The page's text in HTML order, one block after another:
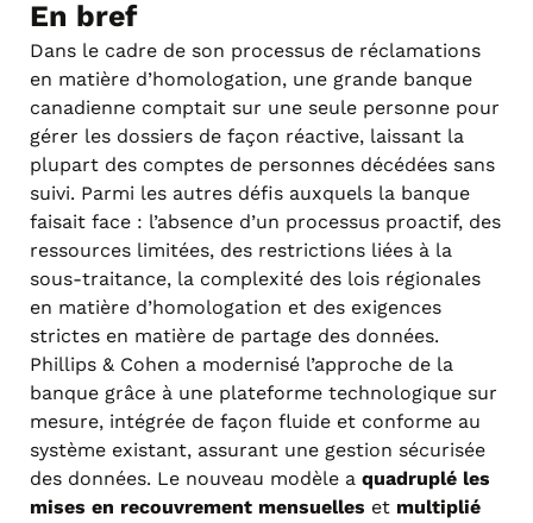
En bref
Dans le cadre de son processus de réclamations
en matière d’homologation, une grande banque
canadienne comptait sur une seule personne pour
gérer les dossiers de façon réactive, laissant la
plupart des comptes de personnes décédées sans
suivi. Parmi les autres défis auxquels la banque
faisait face : l’absence d’un processus proactif, des
ressources limitées, des restrictions liées à la
sous-traitance, la complexité des lois régionales
en matière d’homologation et des exigences
strictes en matière de partage des données.
Phillips & Cohen a modernisé l’approche de la
banque grâce à une plateforme technologique sur
mesure, intégrée de façon fluide et conforme au
système existant, assurant une gestion sécurisée
des données. Le nouveau modèle a quadruplé les
mises en recouvrement mensuelles et multiplié